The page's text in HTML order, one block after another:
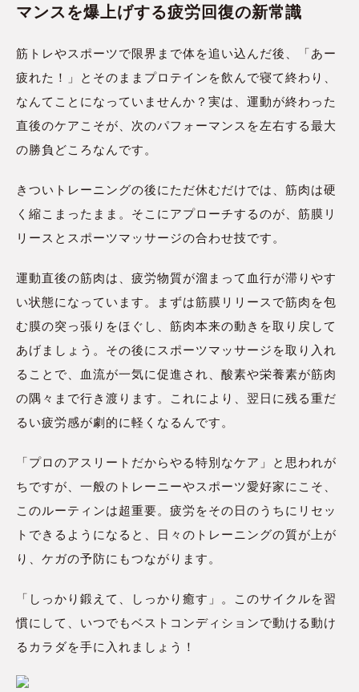
マンスを爆上げする疲労回復の新常識
筋トレやスポーツで限界まで体を追い込んだ後、「あー
疲れた！」とそのままプロテインを飲んで寝て終わり、
なんてことになっていませんか？実は、運動が終わった
直後のケアこそが、次のパフォーマンスを左右する最大
の勝負どころなんです。
きついトレーニングの後にただ休むだけでは、筋肉は硬
く縮こまったまま。そこにアプローチするのが、筋膜リ
リースとスポーツマッサージの合わせ技です。
運動直後の筋肉は、疲労物質が溜まって血行が滞りやす
い状態になっています。まずは筋膜リリースで筋肉を包
む膜の突っ張りをほぐし、筋肉本来の動きを取り戻して
あげましょう。その後にスポーツマッサージを取り入れ
ることで、血流が一気に促進され、酸素や栄養素が筋肉
の隅々まで行き渡ります。これにより、翌日に残る重だ
るい疲労感が劇的に軽くなるんです。
「プロのアスリートだからやる特別なケア」と思われが
ちですが、一般のトレーニーやスポーツ愛好家にこそ、
このルーティンは超重要。疲労をその日のうちにリセッ
トできるようになると、日々のトレーニングの質が上が
り、ケガの予防にもつながります。
「しっかり鍛えて、しっかり癒す」。このサイクルを習
慣にして、いつでもベストコンディションで動ける動け
るカラダを手に入れましょう！